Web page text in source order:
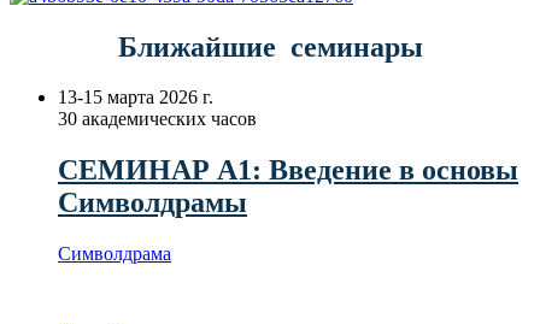
Ближайшие семинары
13-15 марта 2026 г.
30 академических часов
СЕМИНАР А1: Введение в основы
Символдрамы
Символдрама